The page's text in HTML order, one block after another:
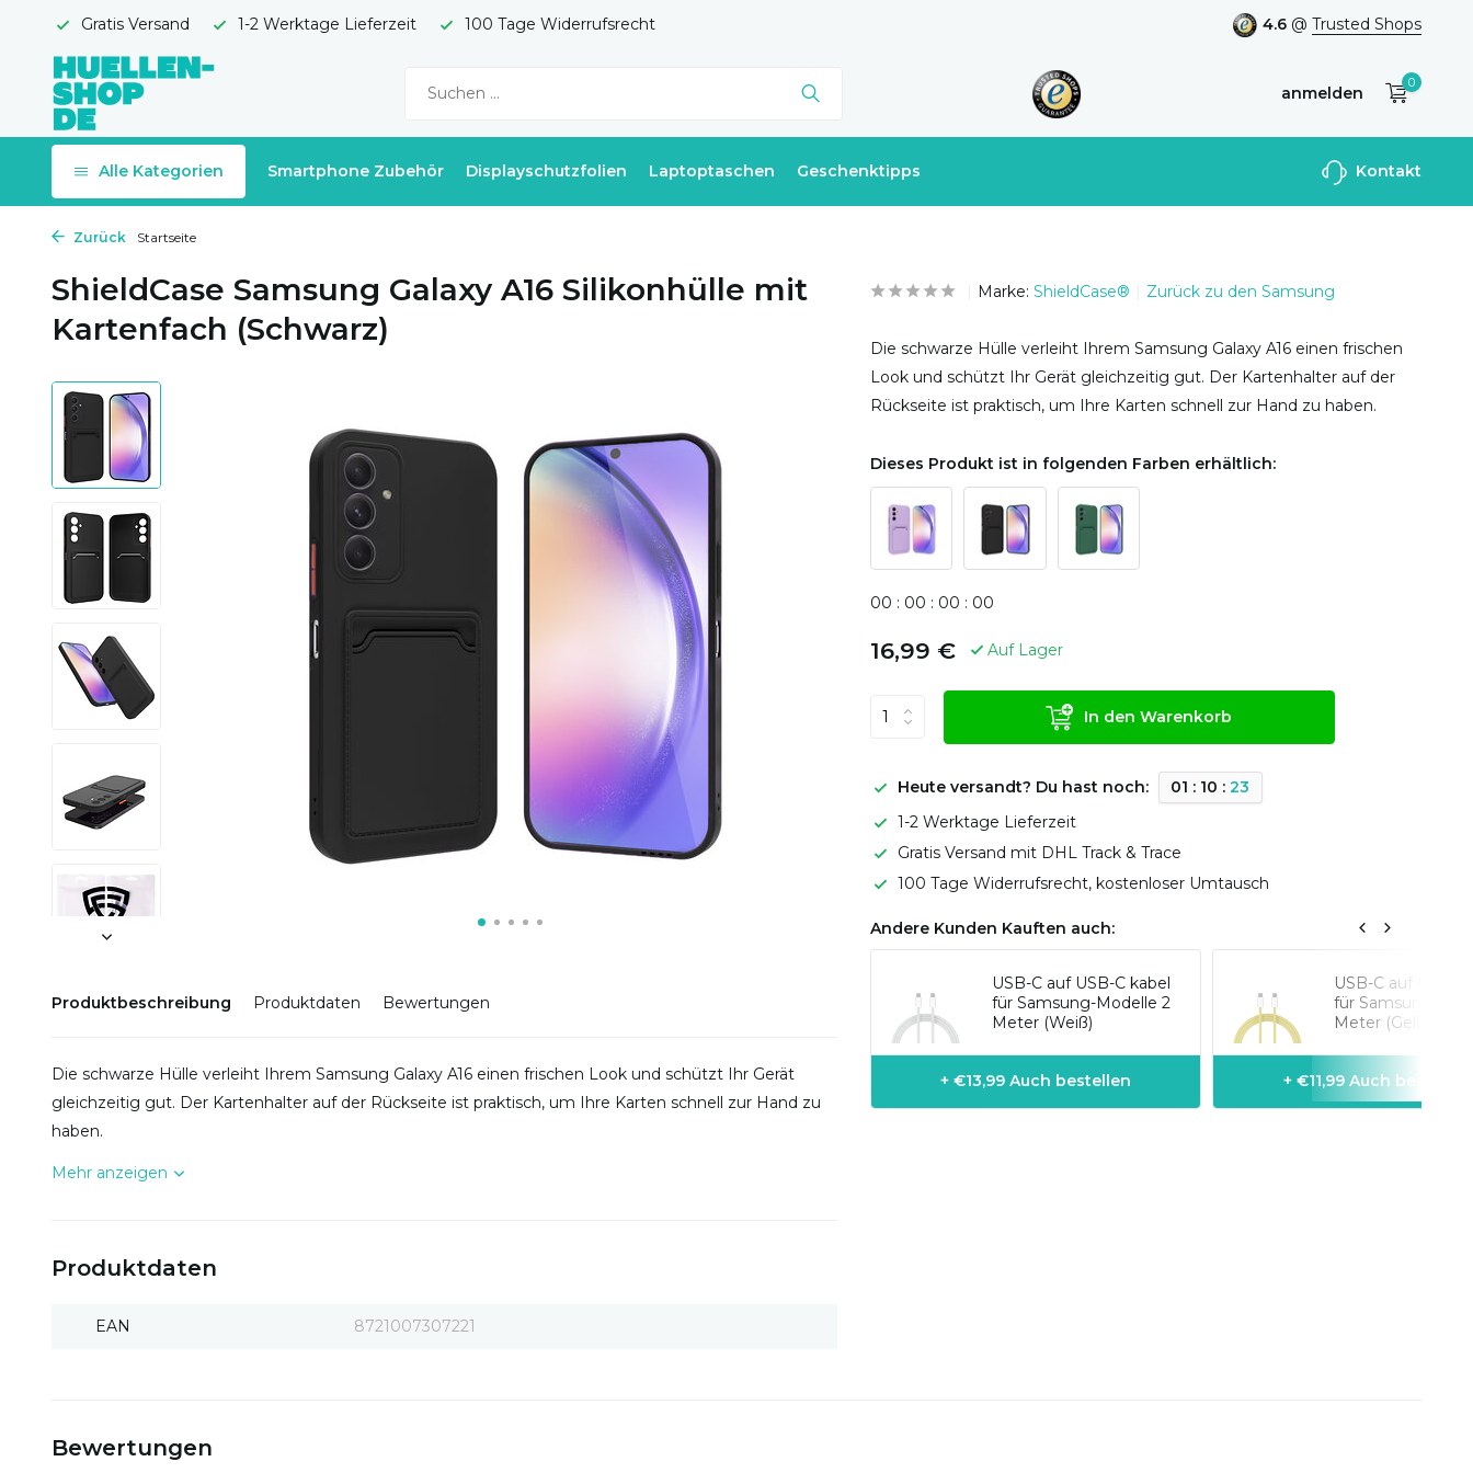
Gratis Versand 1-2 Werktage Lieferzeit 100 Tage Widerrufsrecht 4.6 @ Trusted Shops
anmelden
Benutzerkonto
0
Alle Kategorien Smartphone Zubehör Displayschutzfolien Laptoptaschen Geschenktipps Kontakt
Zurück Startseite
ShieldCase Samsung Galaxy A16 Silikonhülle mit
Kartenfach (Schwarz)
Produktbeschreibung Produktdaten Bewertungen
Die schwarze Hülle verleiht Ihrem Samsung Galaxy A16 einen frischen Look und schützt Ihr Gerät
gleichzeitig gut. Der Kartenhalter auf der Rückseite ist praktisch, um Ihre Karten schnell zur Hand zu
haben.
Mehr anzeigen
Produktdaten
EAN 8721007307221
Marke: ShieldCase® Zurück zu den Samsung
Die schwarze Hülle verleiht Ihrem Samsung Galaxy A16 einen frischen
Look und schützt Ihr Gerät gleichzeitig gut. Der Kartenhalter auf der
Rückseite ist praktisch, um Ihre Karten schnell zur Hand zu haben.
Dieses Produkt ist in folgenden Farben erhältlich:
00 : 00 : 00 : 00
16,99 € Auf Lager
In den Warenkorb
Heute versandt? Du hast noch: 01 : 10 :22
1-2 Werktage Lieferzeit
Gratis Versand mit DHL Track & Trace
100 Tage Widerrufsrecht, kostenloser Umtausch
Andere Kunden Kauften auch:
USB-C auf USB-C kabel
für Samsung-Modelle 2
Meter (Weiß)
+ €13,99 Auch bestellen
USB-C auf USB-C
für Samsung-
Meter (Gelb)
+ €11,99 Auch bestellen
Bewertungen